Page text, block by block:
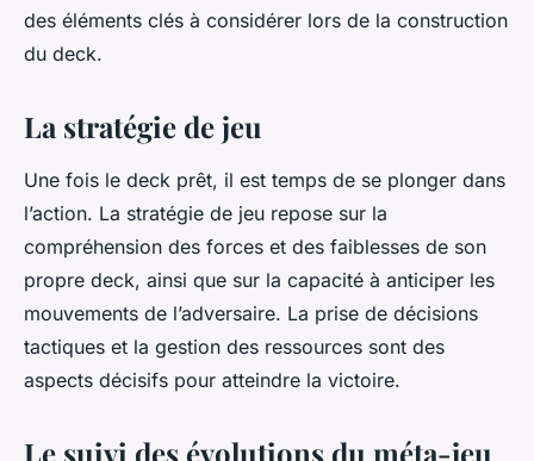
des éléments clés à considérer lors de la construction
du deck.
La stratégie de jeu
Une fois le deck prêt, il est temps de se plonger dans
l’action. La stratégie de jeu repose sur la
compréhension des forces et des faiblesses de son
propre deck, ainsi que sur la capacité à anticiper les
mouvements de l’adversaire. La prise de décisions
tactiques et la gestion des ressources sont des
aspects décisifs pour atteindre la victoire.
Le suivi des évolutions du méta-jeu